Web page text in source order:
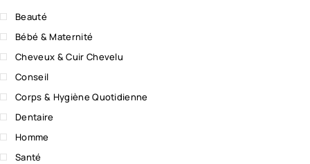
Beauté
Bébé & Maternité
Cheveux & Cuir Chevelu
Conseil
Corps & Hygiène Quotidienne
Dentaire
Homme
Santé